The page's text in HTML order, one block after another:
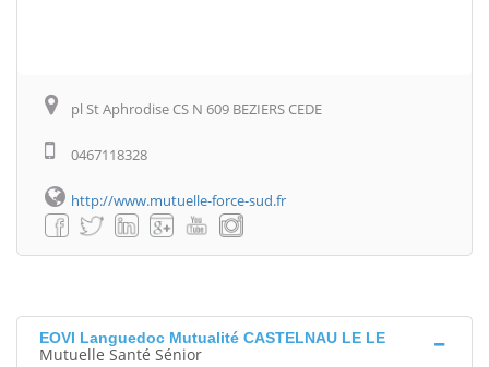
pl St Aphrodise CS N 609 BEZIERS CEDE
0467118328
http://www.mutuelle-force-sud.fr
EOVI Languedoc Mutualité CASTELNAU LE LE
Mutuelle Santé Sénior